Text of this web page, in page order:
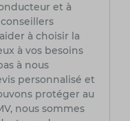
et à
à choisir la
à vos besoins
à nous
personnalisé et
protéger au
nous sommes